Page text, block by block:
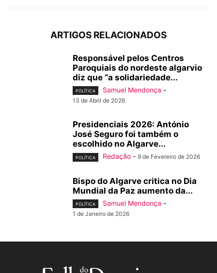
ARTIGOS RELACIONADOS
Responsável pelos Centros
Paroquiais do nordeste algarvio
diz que “a solidariedade...
POLÍTICA Samuel Mendonça -
13 de Abril de 2026
Presidenciais 2026: António
José Seguro foi também o
escolhido no Algarve...
POLÍTICA Redação - 9 de Fevereiro de 2026
Bispo do Algarve critica no Dia
Mundial da Paz aumento da...
POLÍTICA Samuel Mendonça -
1 de Janeiro de 2026